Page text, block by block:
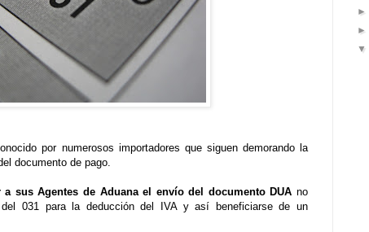
por numerosos importadores que siguen demorando la
documento de pago.
sus Agentes de Aduana el envío del documento DUA no
del 031 para la deducción del IVA y así beneficiarse de un
►
►
▼